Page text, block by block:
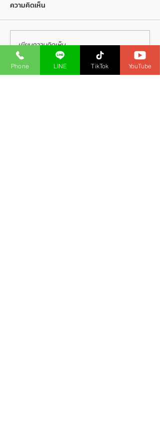
วิธีการคำนวณส่วนลด
สำหรับสมาชิกศรีกรุงโบรค
เกอร์
ความคิดเห็น
เขียนความคิดเห็น…
Phone LINE TikTok YouTube